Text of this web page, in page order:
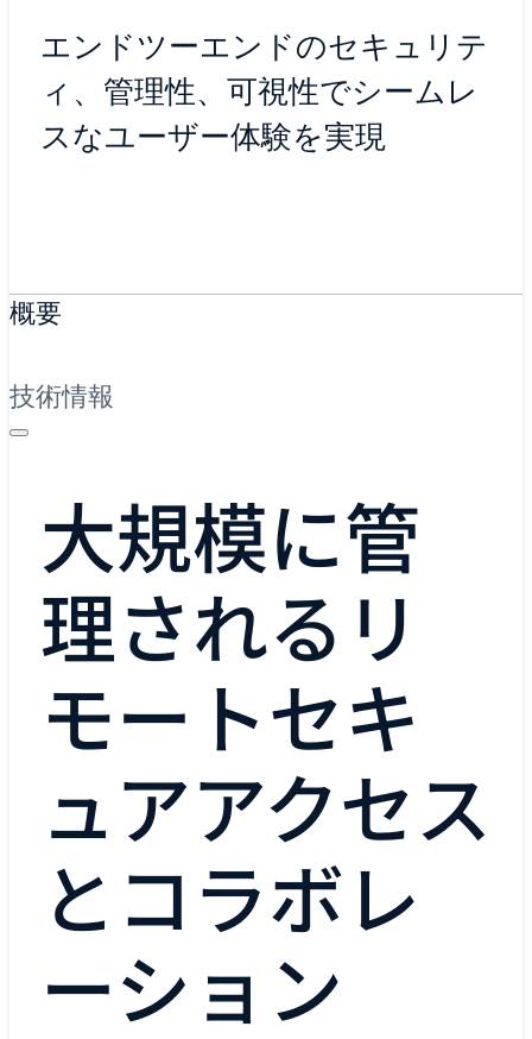
エンドツーエンドのセキュリテ
ィ、管理性、可視性でシームレ
スなユーザー体験を実現
概要
技術情報
大規模に管
理されるリ
モートセキ
ュアアクセス
とコラボレ
ーション